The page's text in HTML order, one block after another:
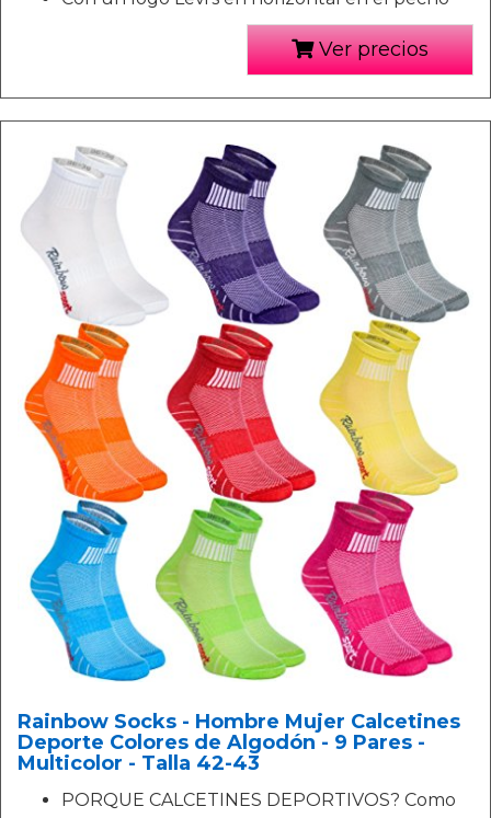
Ver precios
Rainbow Socks - Hombre Mujer Calcetines
Deporte Colores de Algodón - 9 Pares -
Multicolor - Talla 42-43
PORQUE CALCETINES DEPORTIVOS? Como